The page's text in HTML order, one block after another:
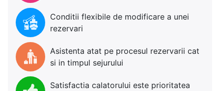
Conditii flexibile de modificare a unei
rezervari
Asistenta atat pe procesul rezervarii cat
si in timpul sejurului
Satisfactia calatorului este prioritatea